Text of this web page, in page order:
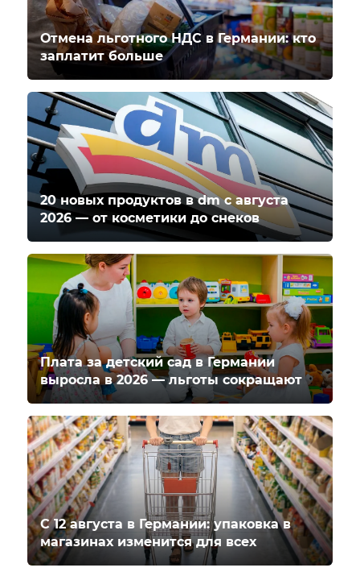
Отмена льготного НДС в Германии: кто
заплатит больше
20 новых продуктов в dm с августа
2026 — от косметики до снеков
Плата за детский сад в Германии
выросла в 2026 — льготы сокращают
С 12 августа в Германии: упаковка в
магазинах изменится для всех